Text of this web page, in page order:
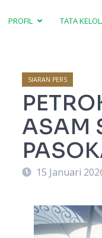
PROFIL TATA
SIARAN PERS
ASAM
15 Januari